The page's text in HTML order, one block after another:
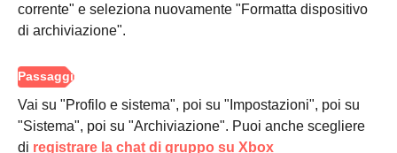
corrente" e seleziona nuovamente "Formatta dispositivo
di archiviazione".
Vai su "Profilo e sistema", poi su "Impostazioni", poi su
"Sistema", poi su "Archiviazione". Puoi anche scegliere
di registrare la chat di gruppo su Xbox